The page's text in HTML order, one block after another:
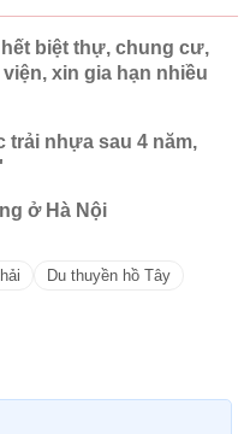
biệt thự, chung cư,
xin gia hạn nhiều
nhựa sau 4 năm,
ở Hà Nội
Du thuyền hồ Tây